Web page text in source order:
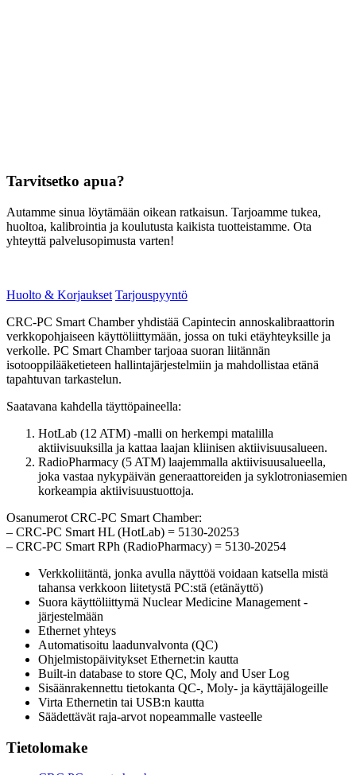
Tarvitsetko apua?
Autamme sinua löytämään oikean ratkaisun. Tarjoamme tukea,
huoltoa, kalibrointia ja koulutusta kaikista tuotteistamme. Ota
yhteyttä palvelusopimusta varten!
Huolto & Korjaukset Tarjouspyyntö
CRC‑PC Smart Chamber yhdistää Capintecin annoskalibraattorin
verkkopohjaiseen käyttöliittymään, jossa on tuki etäyhteyksille ja
verkolle. PC Smart Chamber tarjoaa suoran liitännän
isotooppilääketieteen hallintajärjestelmiin ja mahdollistaa etänä
tapahtuvan tarkastelun.
Saatavana kahdella täyttöpaineella:
HotLab (12 ATM) -malli on herkempi matalilla
aktiivisuuksilla ja kattaa laajan kliinisen aktiivisuusalueen.
RadioPharmacy (5 ATM) laajemmalla aktiivisuusalueella,
joka vastaa nykypäivän generaattoreiden ja syklotroniasemien
korkeampia aktiivisuustuottoja.
Osanumerot CRC-PC Smart Chamber:
– CRC-PC Smart HL (HotLab) = 5130-20253
– CRC-PC Smart RPh (RadioPharmacy) = 5130-20254
Verkkoliitäntä, jonka avulla näyttöä voidaan katsella mistä
tahansa verkkoon liitetystä PC:stä (etänäyttö)
Suora käyttöliittymä Nuclear Medicine Management -
järjestelmään
Ethernet yhteys
Automatisoitu laadunvalvonta (QC)
Ohjelmistopäivitykset Ethernet:in kautta
Built-in database to store QC, Moly and User Log
Sisäänrakennettu tietokanta QC-, Moly- ja käyttäjälogeille
Virta Ethernetin tai USB:n kautta
Säädettävät raja-arvot nopeammalle vasteelle
Tietolomake